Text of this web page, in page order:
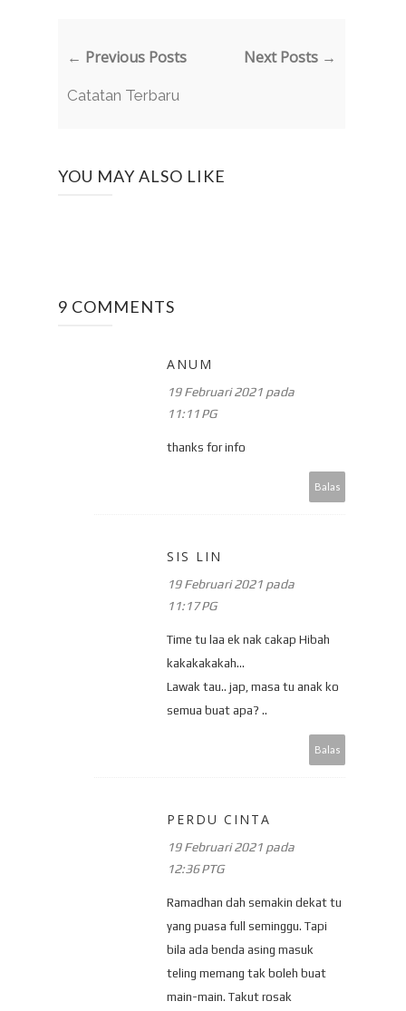
← Previous Posts
Catatan Terbaru
Next Posts →
YOU MAY ALSO LIKE
9 COMMENTS
ANUM
19 Februari 2021 pada
11:11 PG
thanks for info
Balas
SIS LIN
19 Februari 2021 pada
11:17 PG
Time tu laa ek nak cakap Hibah
kakakakakah...
Lawak tau.. jap, masa tu anak ko
semua buat apa? ..
Balas
PERDU CINTA
19 Februari 2021 pada
12:36 PTG
Ramadhan dah semakin dekat tu
yang puasa full seminggu. Tapi
bila ada benda asing masuk
teling memang tak boleh buat
main-main. Takut rosak